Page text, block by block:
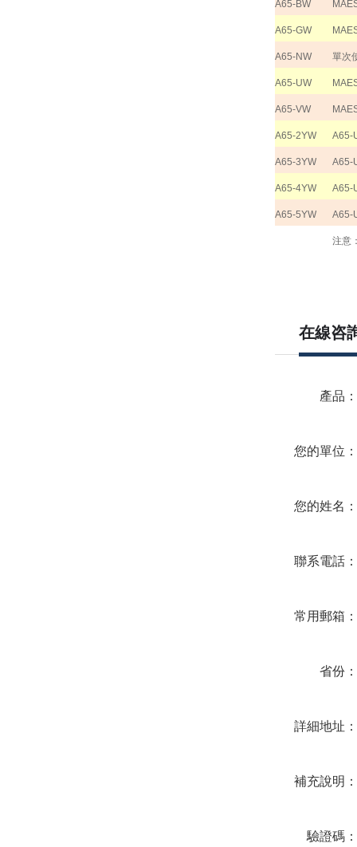
A65-BW
A65-GW
A65-NW 單次
A65-UW
A65-VW
A65-2YW A65-
A65-3YW A65-
A65-4YW A65-
A65-5YW A65-
注意
在線咨
產品
您的單位
您的姓名
聯系電話
常用郵箱
省份
詳細地址
補充說明
驗證碼